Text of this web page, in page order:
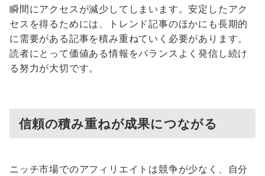
瞬間にアクセスが減少してしまいます。安定したアク
セスを得るためには、トレンド記事のほかにも長期的
に需要がある記事を積み重ねていく必要があります。
読者にとって価値ある情報をバランスよく発信し続け
る努力が大切です。
信頼の積み重ねが成果につながる
ニッチ市場でのアフィリエイトは競争が少なく、自分